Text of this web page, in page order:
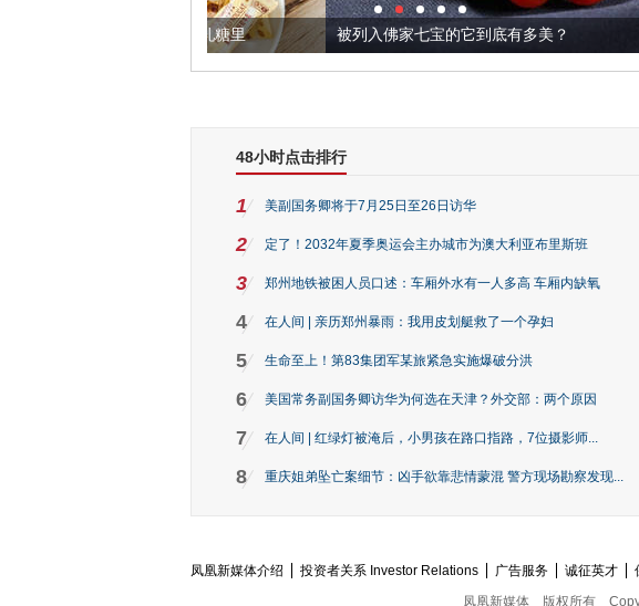
被列入佛家七宝的它到底有多美？
48小时点击排行
1 美副国务卿将于7月25日至26日访华
2 定了！2032年夏季奥运会主办城市为澳大利亚布里斯班
3 郑州地铁被困人员口述：车厢外水有一人多高 车厢内缺氧
4 在人间 | 亲历郑州暴雨：我用皮划艇救了一个孕妇
5 生命至上！第83集团军某旅紧急实施爆破分洪
6 美国常务副国务卿访华为何选在天津？外交部：两个原因
7 在人间 | 红绿灯被淹后，小男孩在路口指路，7位摄影师...
8 重庆姐弟坠亡案细节：凶手欲靠悲情蒙混 警方现场勘察发现...
凤凰新媒体介绍 投资者关系 Investor Relations 广告服务 诚征英才
凤凰新媒体
版权所有